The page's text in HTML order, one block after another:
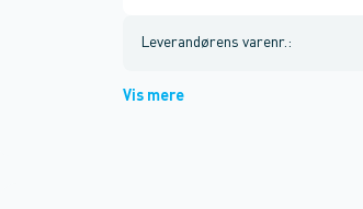
Leverandørens varenr. :
Vis mere